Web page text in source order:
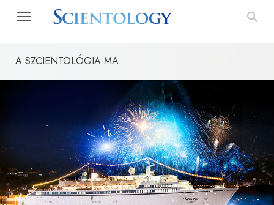
A SZCIENTOLÓGIA MA